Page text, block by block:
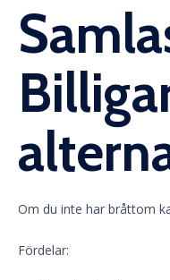
Om du inte har bråttom
Fördelar: